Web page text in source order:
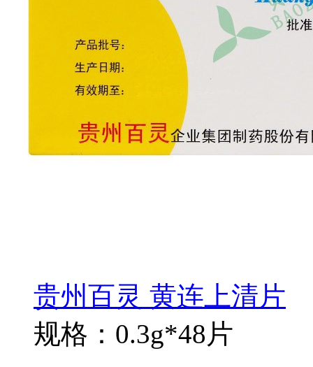
贵州百灵 黄连上清片
规格：0.3g*48片